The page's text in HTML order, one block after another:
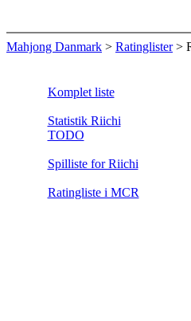
Mahjong Danmark > Ratinglister>
Komplet liste
Statistik Riichi
TODO
Spilliste for Riichi
Ratingliste i MCR